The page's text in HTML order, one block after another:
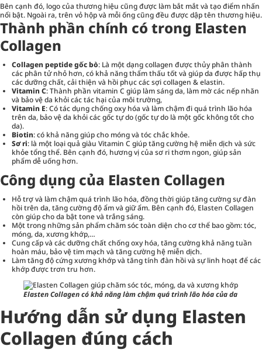
Bên cạnh đó, logo của thương hiệu cũng được làm bắt mắt và tạo điểm nhấn
nổi bật. Ngoài ra, trên vỏ hộp và mỗi ống cũng đều được dập tên thương hiệu.
Thành phần chính có trong Elasten
Collagen
Collagen peptide gốc bò: Là một dạng collagen được thủy phân thành
các phân tử nhỏ hơn, có khả năng thẩm thấu tốt và giúp da được hấp thụ
các dưỡng chất, cải thiện và hồi phục các sợi collagen & elastin.
Vitamin C: Thành phần vitamin C giúp làm sáng da, làm mờ các nếp nhăn
và bảo vệ da khỏi các tác hại của môi trường,
Vitamin E: Có tác dụng chống oxy hóa và làm chậm đi quá trình lão hóa
trên da, bảo vệ da khỏi các gốc tự do (gốc tự do là một gốc không tốt cho
da).
Biotin: có khả năng giúp cho móng và tóc chắc khỏe.
Sơ ri: là một loại quả giàu Vitamin C giúp tăng cường hệ miễn dịch và sức
khỏe tổng thể. Bên cạnh đó, hương vị của sơ ri thơm ngon, giúp sản
phẩm dễ uống hơn.
Công dụng của Elasten Collagen
Hỗ trợ và làm chậm quá trình lão hóa, đồng thời giúp tăng cường sự đàn
hồi trên da, tăng cường độ ẩm và giữ ẩm. Bên cạnh đó, Elasten Collagen
còn giúp cho da bật tone và trắng sáng.
Một trong những sản phẩm chăm sóc toàn diện cho cơ thể bao gồm: tóc,
móng, da, xương khớp,…
Cung cấp và các dưỡng chất chống oxy hóa, tăng cường khả năng tuần
hoàn máu, bảo vệ tim mạch và tăng cường hệ miễn dịch.
Làm tăng độ cứng xương khớp và tăng tính đàn hồi và sự linh hoạt để các
khớp được trơn tru hơn.
Elasten Collagen có khả năng làm chậm quá trình lão hóa của da
Hướng dẫn sử dụng Elasten
Collagen đúng cách